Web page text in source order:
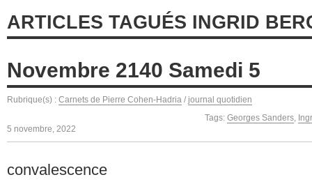
ARTICLES TAGUÉS INGRID
Novembre 2140 Samedi 5
Rubrique(s) : Carnets de Pierre Cohen-Hadria / journal quotidien
Tags: Georges Sanders,
5 novembre, 2022
convalescence